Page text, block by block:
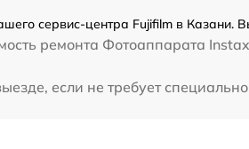
сервис-центра Fujifilm в Казани.
ремонта Фотоаппарата
если не требует